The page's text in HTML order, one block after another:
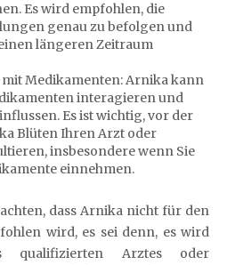
Es wird empfohlen, die
genau zu befolgen und
längeren Zeitraum
Medikamenten: Arnika kann
interagieren und
Es ist wichtig, vor der
Blüten Ihren Arzt oder
insbesondere wenn Sie
einnehmen.
dass Arnika nicht für den
wird, es sei denn, es wird
qualifizierten Arztes oder